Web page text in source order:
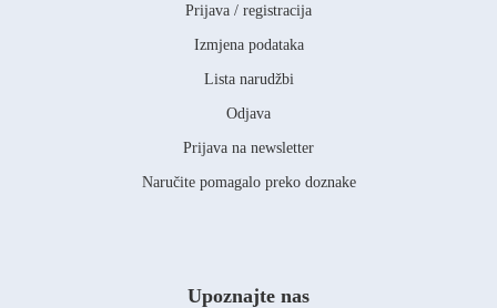
Prijava / registracija
Izmjena podataka
Lista narudžbi
Odjava
Prijava na newsletter
Naručite pomagalo preko doznake
Upoznajte nas